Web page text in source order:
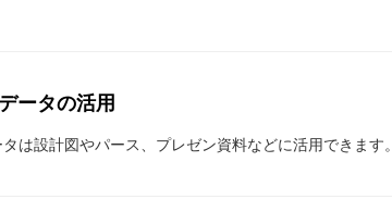
ータの活用
は設計図やパース、プレゼン資料などに活用できます。